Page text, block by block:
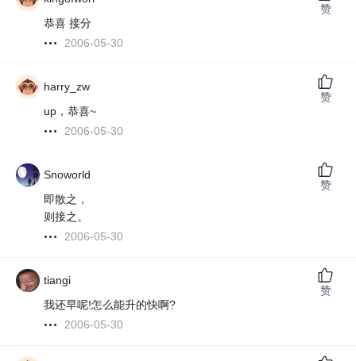
恭喜 接分
2006-05-30
赞
harry_zw
up，恭喜~
2006-05-30
赞
Snoworld
即散之，
则接之。
2006-05-30
赞
tiangi
我还早呢!怎么能升的快啊?
2006-05-30
赞